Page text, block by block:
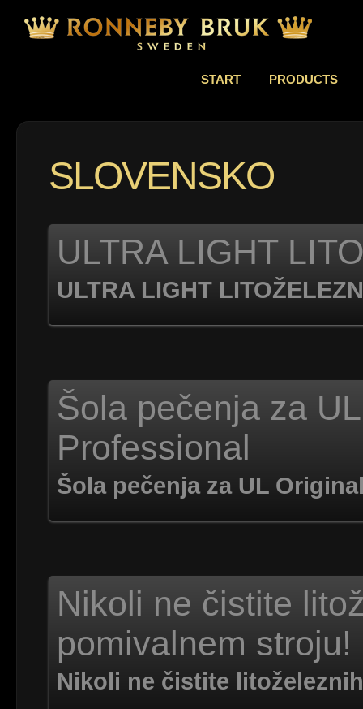
START PRODUCTS
SLOVENSKO
ULTRA LIGHT
ULTRA LIGHT
Šola pečenja za
Professional
Šola pečenja za UL
Nikoli ne čistite
pomivalnem stroju!
Nikoli ne čistite